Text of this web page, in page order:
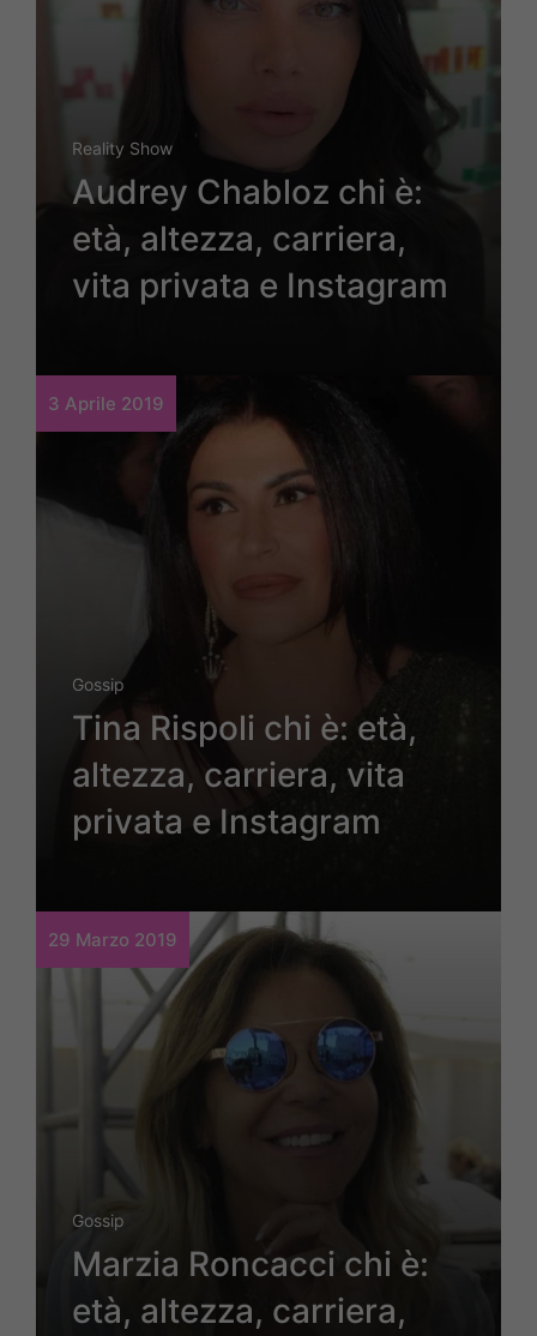
Reality Show
Audrey Chabloz chi è:
età, altezza, carriera,
vita privata e Instagram
3 Aprile 2019
Gossip
Tina Rispoli chi è: età,
altezza, carriera, vita
privata e Instagram
29 Marzo 2019
Gossip
Marzia Roncacci chi è:
età, altezza, carriera,